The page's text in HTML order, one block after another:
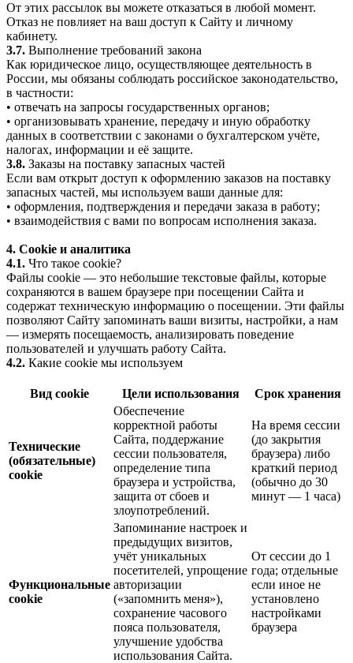
От этих рассылок вы можете отказаться в любой момент.
Отказ не повлияет на ваш доступ к Сайту и личному
кабинету.
3.7. Выполнение требований закона
Как юридическое лицо, осуществляющее деятельность в
России, мы обязаны соблюдать российское законодательство,
в частности:
• отвечать на запросы государственных органов;
• организовывать хранение, передачу и иную обработку
данных в соответствии с законами о бухгалтерском учёте,
налогах, информации и её защите.
3.8. Заказы на поставку запасных частей
Если вам открыт доступ к оформлению заказов на поставку
запасных частей, мы используем ваши данные для:
• оформления, подтверждения и передачи заказа в работу;
• взаимодействия с вами по вопросам исполнения заказа.
4. Cookie и аналитика
4.1. Что такое cookie?
Файлы cookie — это небольшие текстовые файлы, которые
сохраняются в вашем браузере при посещении Сайта и
содержат техническую информацию о посещении. Эти файлы
позволяют Сайту запоминать ваши визиты, настройки, а нам
— измерять посещаемость, анализировать поведение
пользователей и улучшать работу Сайта.
4.2. Какие cookie мы используем
Вид cookie Цели использования Срок хранения
Технические
(обязательные)
cookie
Обеспечение
корректной работы
Сайта, поддержание
сессии пользователя,
определение типа
браузера и устройства,
защита от сбоев и
злоупотреблений.
На время сессии
(до закрытия
браузера) либо
краткий период
(обычно до 30
минут — 1 часа)
Функциональные
cookie
Запоминание настроек и
предыдущих визитов,
учёт уникальных
посетителей, упрощение
авторизации
(«запомнить меня»),
сохранение часового
пояса пользователя,
улучшение удобства
использования Сайта.
От сессии до 1
года; отдельные
если иное не
установлено
настройками
браузера